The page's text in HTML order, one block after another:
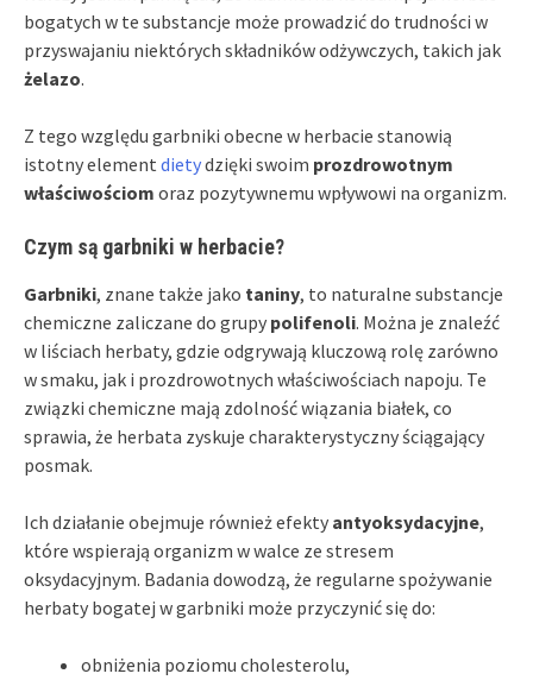
bogatych w te substancje może prowadzić do trudności w
przyswajaniu niektórych składników odżywczych, takich jak
żelazo.
Z tego względu garbniki obecne w herbacie stanowią
istotny element dietydzięki swoim prozdrowotnym
właściwościom oraz pozytywnemu wpływowi na organizm.
Czym są garbniki w herbacie?
Garbniki, znane także jako taniny, to naturalne substancje
chemiczne zaliczane do grupy polifenoli. Można je znaleźć
w liściach herbaty, gdzie odgrywają kluczową rolę zarówno
w smaku, jak i prozdrowotnych właściwościach napoju. Te
związki chemiczne mają zdolność wiązania białek, co
sprawia, że herbata zyskuje charakterystyczny ściągający
posmak.
Ich działanie obejmuje również efekty antyoksydacyjne,
które wspierają organizm w walce ze stresem
oksydacyjnym. Badania dowodzą, że regularne spożywanie
herbaty bogatej w garbniki może przyczynić się do:
obniżenia poziomu cholesterolu,